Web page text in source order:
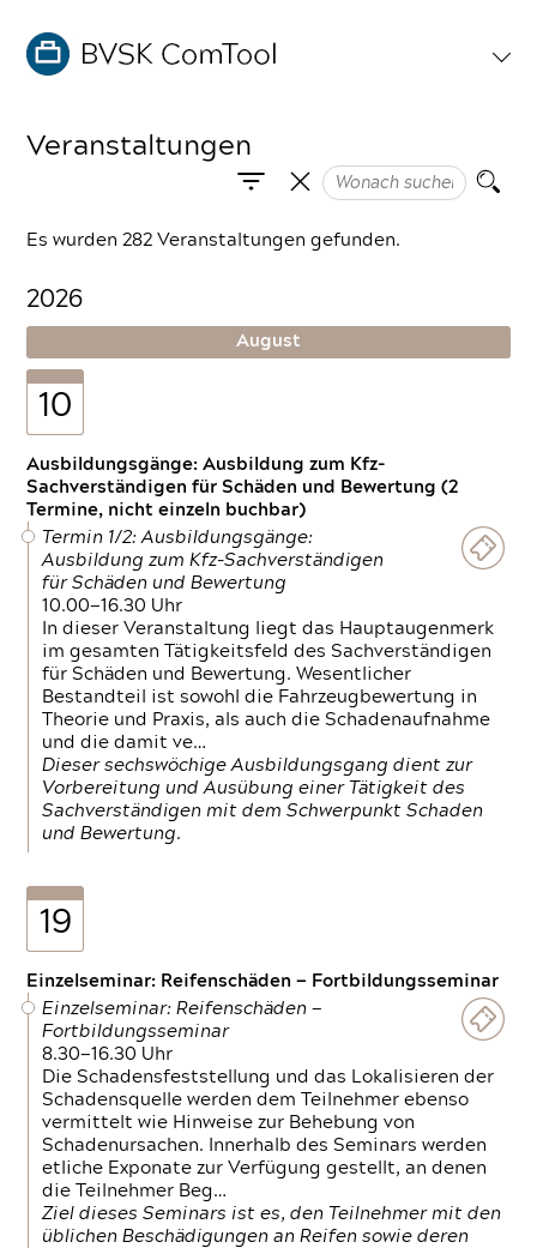
Veranstaltungen
Es wurden 282 Veranstaltungen gefunden.
2026
August
10
Ausbildungsgänge: Ausbildung zum Kfz-
Sachverständigen für Schäden und Bewertung (2
Termine, nicht einzeln buchbar)
Termin 1/2: Ausbildungsgänge:
Ausbildung zum Kfz-Sachverständigen
für Schäden und Bewertung
10.00—16.30 Uhr
In dieser Veranstaltung liegt das Hauptaugenmerk
im gesamten Tätigkeitsfeld des Sachverständigen
für Schäden und Bewertung. Wesentlicher
Bestandteil ist sowohl die Fahrzeugbewertung in
Theorie und Praxis, als auch die Schadenaufnahme
und die damit ve…
Dieser sechswöchige Ausbildungsgang dient zur
Vorbereitung und Ausübung einer Tätigkeit des
Sachverständigen mit dem Schwerpunkt Schaden
und Bewertung.
19
Einzelseminar: Reifenschäden — Fortbildungsseminar
Einzelseminar: Reifenschäden —
Fortbildungsseminar
8.30—16.30 Uhr
Die Schadensfeststellung und das Lokalisieren der
Schadensquelle werden dem Teilnehmer ebenso
vermittelt wie Hinweise zur Behebung von
Schadenursachen. Innerhalb des Seminars werden
etliche Exponate zur Verfügung gestellt, an denen
die Teilnehmer Beg…
Ziel dieses Seminars ist es, den Teilnehmer mit den
üblichen Beschädigungen an Reifen sowie deren